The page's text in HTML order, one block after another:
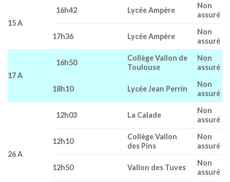
15 A
16h42 Lycée Ampère
Non
assuré
17h36 Lycée Ampère
Non
assuré
17 A
16h50
Collège Vallon de
Toulouse
Non
assuré
18h10 Lycée Jean Perrin
Non
assuré
26 A
12h03 La Calade
Non
assuré
12h10
Collège Vallon
des Pins
Non
assuré
12h50 Vallon des Tuves
Non
assuré